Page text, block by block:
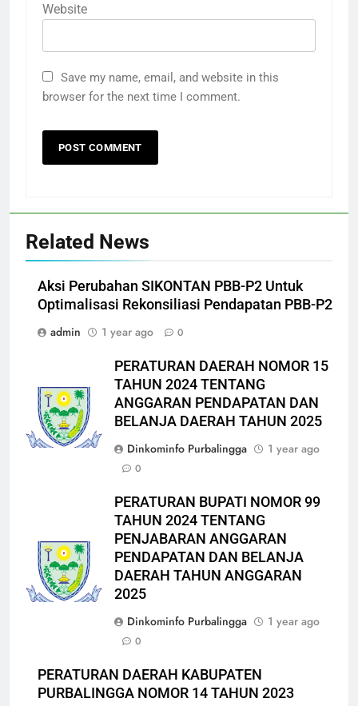
Website
Save my name, email, and website in this
browser for the next time I comment.
Related News
Aksi Perubahan SIKONTAN PBB-P2 Untuk
Optimalisasi Rekonsiliasi Pendapatan PBB-P2
admin
1 year ago 0
PERATURAN DAERAH NOMOR 15
TAHUN 2024 TENTANG
ANGGARAN PENDAPATAN DAN
BELANJA DAERAH TAHUN 2025
Dinkominfo Purbalingga
1 year ago
0
PERATURAN BUPATI NOMOR 99
TAHUN 2024 TENTANG
PENJABARAN ANGGARAN
PENDAPATAN DAN BELANJA
DAERAH TAHUN ANGGARAN
2025
Dinkominfo Purbalingga
1 year ago
0
PERATURAN DAERAH KABUPATEN
PURBALINGGA NOMOR 14 TAHUN 2023